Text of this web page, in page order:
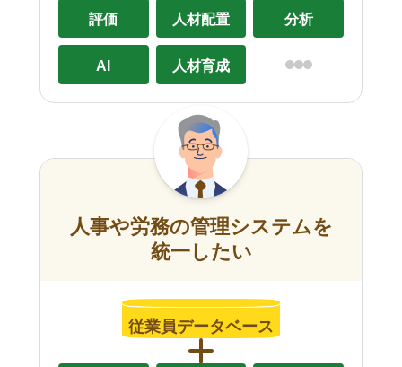
評価 人材配置 分析
AI 人材育成
人事や労務の管理システムを
統一したい
従業員データベース